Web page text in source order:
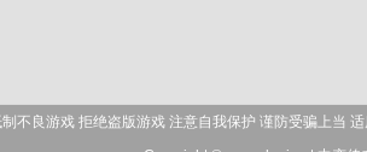
不良游戏 拒绝盗版游戏 注意自我保护 谨防受骗上当